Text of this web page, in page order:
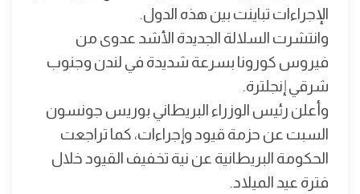
الإجراءات تباينت بين هذه الدول.
وانتشرت السلالة الجديدة الأشد عدوى من
فيروس كورونا بسرعة شديدة في لندن وجنوب
شرقي إنجلترة.
وأعلن رئيس الوزراء البريطاني بوريس جونسون
السبت عن حزمة قيود وإجراءات، كما تراجعت
الحكومة البريطانية عن نية تخفيف القيود خلال
فترة عيد الميلاد.